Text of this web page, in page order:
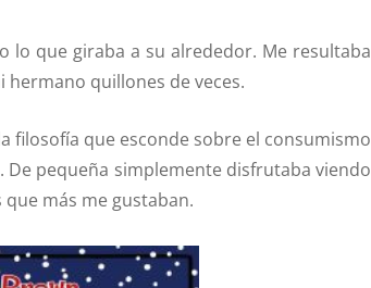
lo que giraba a su alrededor. Me resultaba
quillones de veces.
filosofía que esconde sobre el consumismo
De pequeña simplemente disfrutaba viendo
más me gustaban.